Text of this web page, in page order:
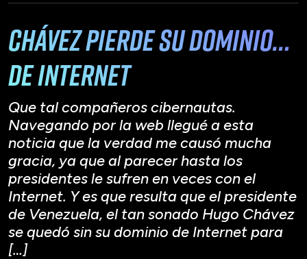
Chávez pierde su Dominio…
de Internet
Que tal compañeros cibernautas.
Navegando por la web llegué a esta
noticia que la verdad me causó mucha
gracia, ya que al parecer hasta los
presidentes le sufren en veces con el
Internet. Y es que resulta que el presidente
de Venezuela, el tan sonado Hugo Chávez
se quedó sin su dominio de Internet para
[…]